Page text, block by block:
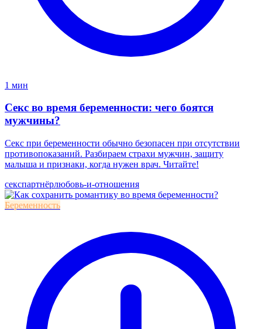
1 мин
Секс во время беременности: чего боятся
мужчины?
Секс при беременности обычно безопасен при отсутствии
противопоказаний. Разбираем страхи мужчин, защиту
малыша и признаки, когда нужен врач. Читайте!
секспартнёрлюбовь-и-отношения
Беременность